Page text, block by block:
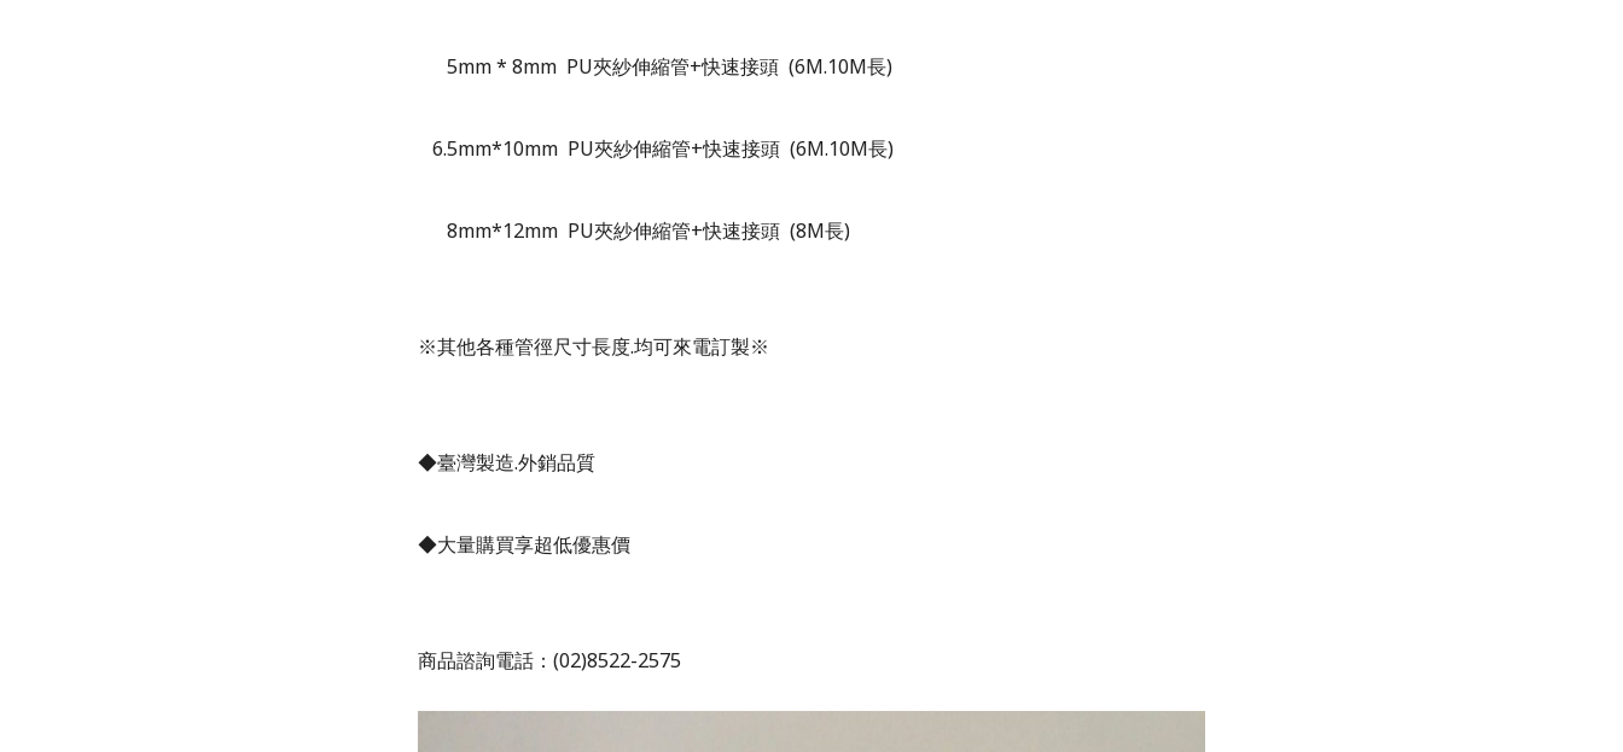
5mm* 8mm PU夾紗伸縮管+快速接頭 (6M.10M長)
6.5mm*10mm PU夾紗伸縮管+快速接頭 (6M.10M長)
8mm*12mm PU夾紗伸縮管+快速接頭 (8M長)
※其他各種管徑尺寸長度.均可來電訂製※
◆臺灣製造.外銷品質
◆大量購買享超低優惠價
商品諮詢電話： (02)8522-2575